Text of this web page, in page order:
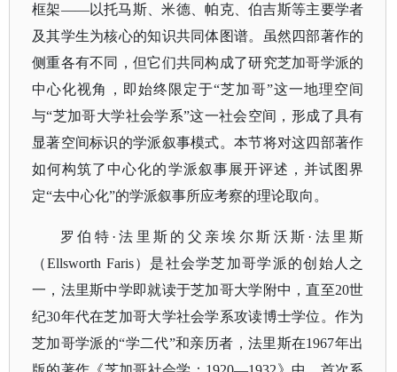
框架——以托马斯、米德、帕克、伯吉斯等主要学者
及其学生为核心的知识共同体图谱。虽然四部著作的
侧重各有不同，但它们共同构成了研究芝加哥学派的
中心化视角，即始终限定于“芝加哥”这一地理空间
与“芝加哥大学社会学系”这一社会空间，形成了具有
显著空间标识的学派叙事模式。本节将对这四部著作
如何构筑了中心化的学派叙事展开评述，并试图界
定“去中心化”的学派叙事所应考察的理论取向。
罗伯特 ·法里斯的父亲埃尔斯沃斯·法里斯
（Ellsworth Faris）是社会学芝加哥学派的创始人之
一，法里斯中学即就读于芝加哥大学附中，直至20世
纪30年代在芝加哥大学社会学系攻读博士学位。作为
芝加哥学派的“学二代”和亲历者，法里斯在1967年出